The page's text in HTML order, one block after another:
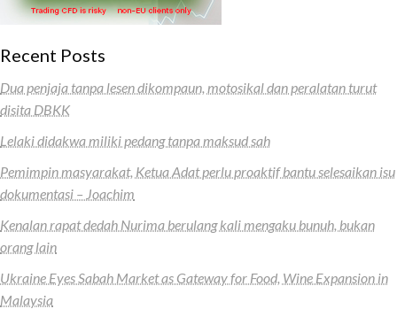
Recent Posts
Dua penjaja tanpa lesen dikompaun, motosikal dan peralatan turut
disita DBKK
Lelaki didakwa miliki pedang tanpa maksud sah
Pemimpin masyarakat, Ketua Adat perlu proaktif bantu selesaikan isu
dokumentasi – Joachim
Kenalan rapat dedah Nurima berulang kali mengaku bunuh, bukan
orang lain
Ukraine Eyes Sabah Market as Gateway for Food, Wine Expansion in
Malaysia